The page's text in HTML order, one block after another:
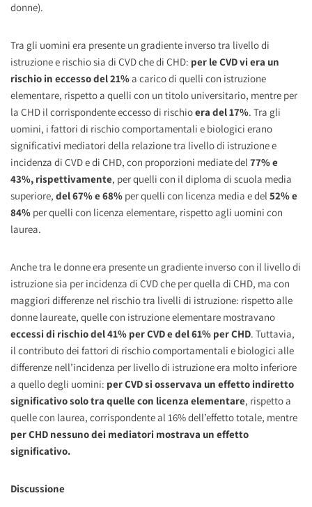
donne).
Tra gli uomini era presente un gradiente inverso tra livello di
istruzione e rischio sia di CVD che di CHD: per le CVD vi era un
rischio in eccesso del 21%a carico di quelli con istruzione
elementare, rispetto a quelli con un titolo universitario, mentre per
la CHD il corrispondente eccesso di rischioera del 17%. Tra gli
uomini, i fattori di rischio comportamentali e biologici erano
significativi mediatori della relazione tra livello di istruzione e
incidenza di CVD e di CHD, con proporzioni mediate del 77% e
43%, rispettivamente, per quelli con il diploma di scuola media
superiore, del 67% e 68% per quelli con licenza media e del 52% e
84% per quelli con licenza elementare, rispetto agli uomini con
laurea.
Anche tra le donne era presente un gradiente inverso con il livello di
istruzione sia per incidenza di CVD che per quella di CHD, ma con
maggiori differenze nel rischio tra livelli di istruzione: rispetto alle
donne laureate, quelle con istruzione elementare mostravano
eccessi di rischiodel 41% per CVD e del 61% per CHD. Tuttavia,
il contributo dei fattori di rischio comportamentali e biologici alle
differenze nell’incidenza per livello di istruzione era molto inferiore
a quello degli uomini: per CVD si osservava un effetto indiretto
significativo solo tra quelle con licenza elementare, rispetto a
quelle con laurea, corrispondente al 16% dell’effetto totale, mentre
per CHD nessuno dei mediatori mostrava un effetto
significativo.
Discussione